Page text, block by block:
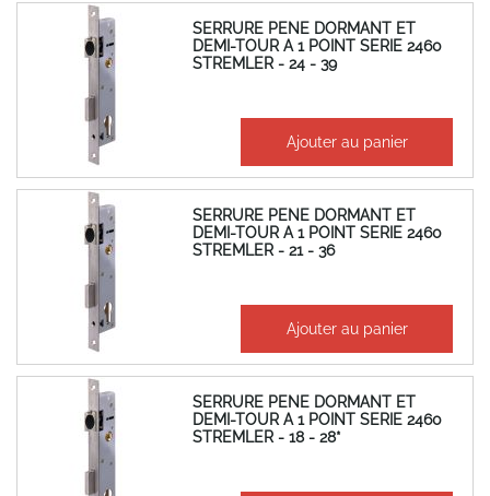
SERRURE PENE DORMANT ET
DEMI-TOUR A 1 POINT SERIE 2460
STREMLER - 24 - 39
55,58 €
Ajouter au panier
SERRURE PENE DORMANT ET
DEMI-TOUR A 1 POINT SERIE 2460
STREMLER - 21 - 36
55,58 €
Ajouter au panier
SERRURE PENE DORMANT ET
DEMI-TOUR A 1 POINT SERIE 2460
STREMLER - 18 - 28*